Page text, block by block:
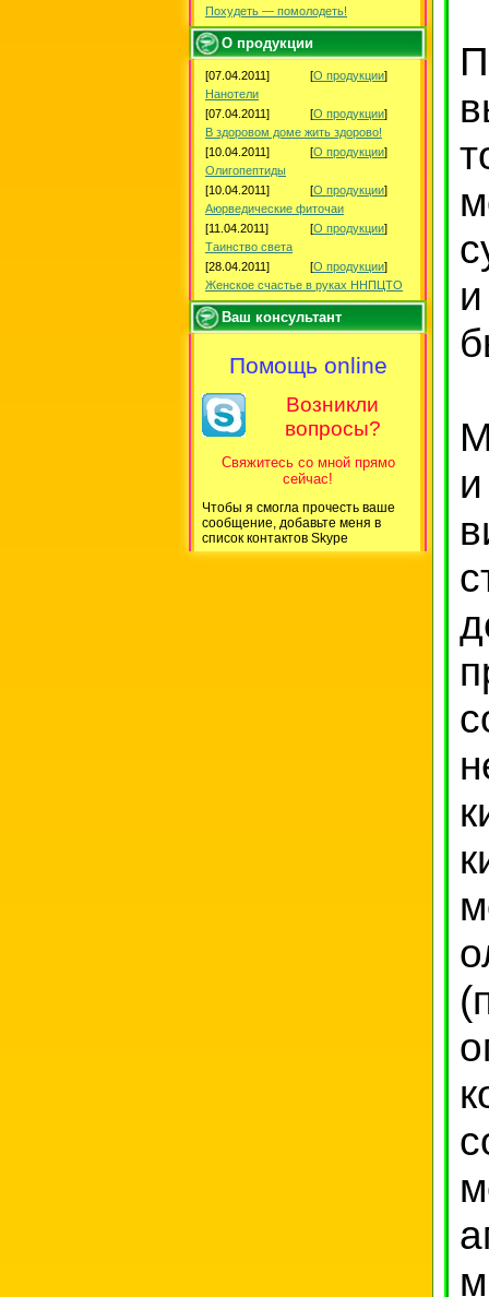
Похудеть — помолодеть!
О продукции
[07.04.2011] [О продукции]
Нанотели
[07.04.2011]
[О продукции]
В здоровом доме жить здорово!
[10.04.2011]
[О продукции]
Олигопептиды
[10.04.2011]
[О продукции]
Аюрведические фиточаи
[11.04.2011]
[О продукции]
Таинство света
[28.04.2011]
[О продукции]
Женское счастье в руках ННПЦТО
Ваш консультант
Помощь online
Возникли
вопросы?
Свяжитесь со мной прямо
сейчас!
Чтобы я смогла прочесть ваше
сообщение, добавьте меня в
список контактов Skype